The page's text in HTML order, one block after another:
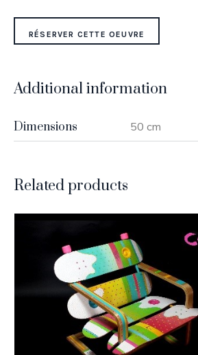
RÉSERVER CETTE OEUVRE
Additional information
Dimensions 50 cm
Related products